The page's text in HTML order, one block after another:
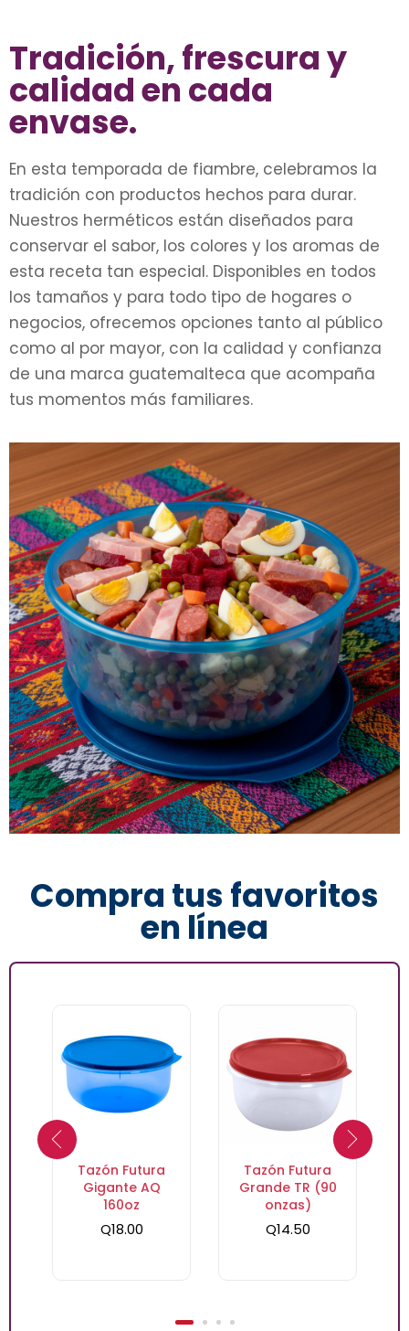
Tradición, frescura y
calidad en cada
envase.
En esta temporada de fiambre, celebramos la
tradición con productos hechos para durar.
Nuestros herméticos están diseñados para
conservar el sabor, los colores y los aromas de
esta receta tan especial. Disponibles en todos
los tamaños y para todo tipo de hogares o
negocios, ofrecemos opciones tanto al público
como al por mayor, con la calidad y confianza
de una marca guatemalteca que acompaña
tus momentos más familiares.
Compra tus favoritos
en línea
Tazón Futura
Gigante AQ
160oz
Q18.00
Tazón Futura
Grande TR (90
onzas)
Q14.50